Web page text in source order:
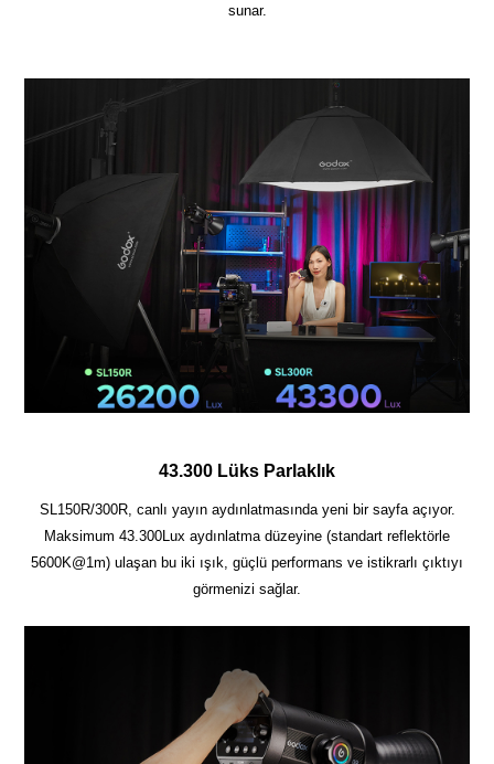
sunar.
43.300 Lüks Parlaklık
SL150R/300R, canlı yayın aydınlatmasında yeni bir sayfa açıyor.
Maksimum 43.300Lux aydınlatma düzeyine (standart reflektörle
5600K@1m) ulaşan bu iki ışık, güçlü performans ve istikrarlı çıktıyı
görmenizi sağlar.